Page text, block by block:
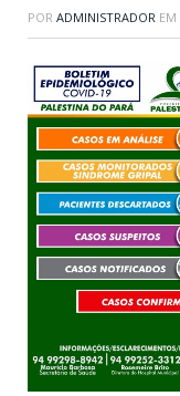
POR ADMINISTRADOR EM